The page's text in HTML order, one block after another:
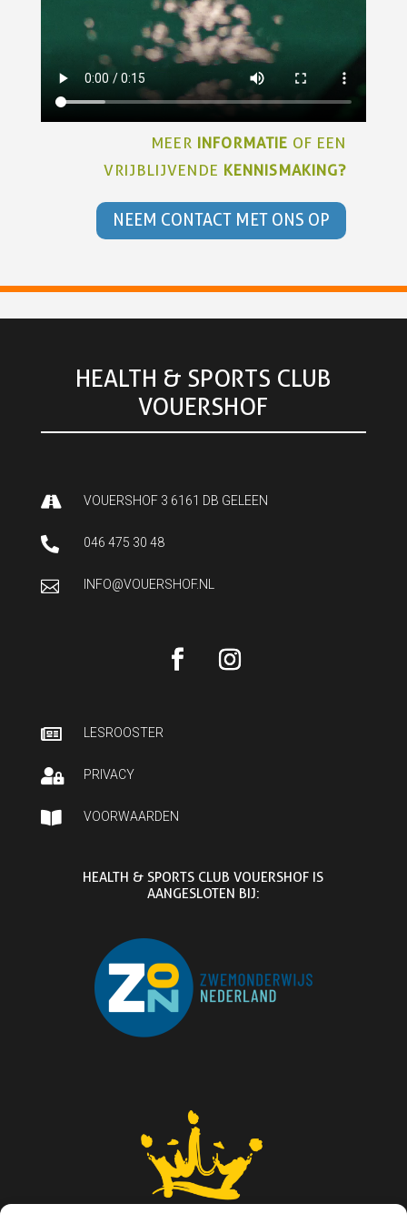
MEER INFORMATIE OF EEN
VRIJBLIJVENDE KENNISMAKING?
NEEM CONTACT MET ONS OP
HEALTH & SPORTS CLUB
VOUERSHOF
 VOUERSHOF 3 6161 DB GELEEN
 046 475 30 48
 INFO@VOUERSHOF.NL
 LESROOSTER
 PRIVACY
 VOORWAARDEN
HEALTH & SPORTS CLUB VOUERSHOF IS
AANGESLOTEN BIJ: